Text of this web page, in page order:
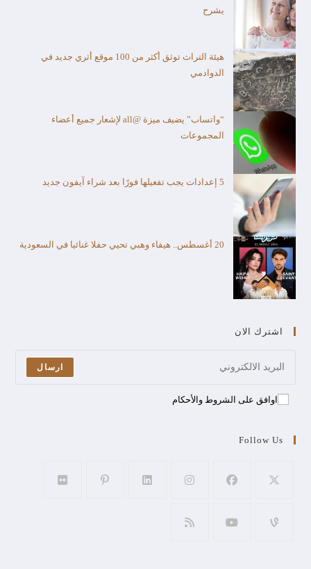
يشرح
هيئة التراث توثق أكثر من 100 موقع أثري جديد في
الدوادمي
“واتساب” يضيف ميزة @all لإشعار جميع أعضاء
المجموعات
5 إعدادات يجب تفعيلها فورًا بعد شراء آيفون جديد
20 أغسطس.. هيفاء وهبي تحيي حفلا غنائيا في السعودية
اشترك الان
ارسال
اوافق على الشروط والأحكام
Follow Us